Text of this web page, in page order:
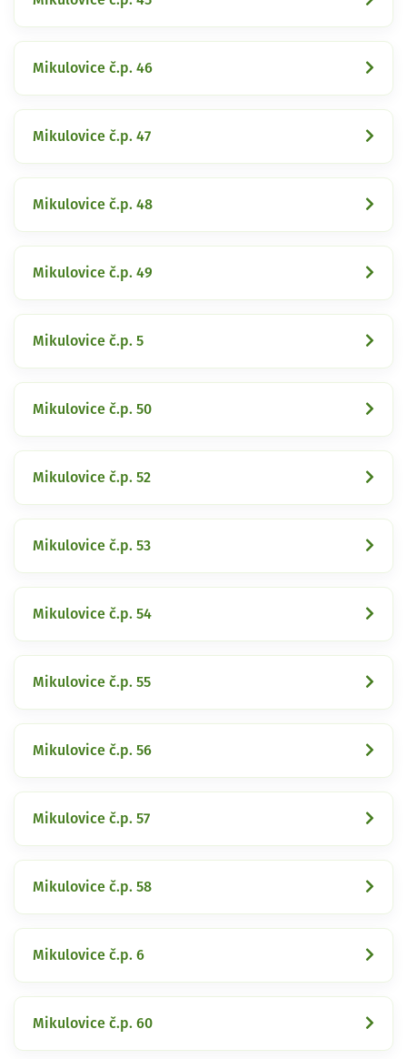
Mikulovice č.p. 46
Mikulovice č.p. 47
Mikulovice č.p. 48
Mikulovice č.p. 49
Mikulovice č.p. 5
Mikulovice č.p. 50
Mikulovice č.p. 52
Mikulovice č.p. 53
Mikulovice č.p. 54
Mikulovice č.p. 55
Mikulovice č.p. 56
Mikulovice č.p. 57
Mikulovice č.p. 58
Mikulovice č.p. 6
Mikulovice č.p. 60